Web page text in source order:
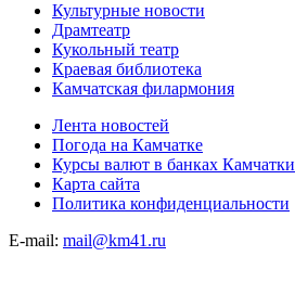
Культурные новости
Драмтеатр
Кукольный театр
Краевая библиотека
Камчатская филармония
Лента новостей
Погода на Камчатке
Курсы валют в банках Камчатки
Карта сайта
Политика конфиденциальности
E-mail: mail@km41.ru